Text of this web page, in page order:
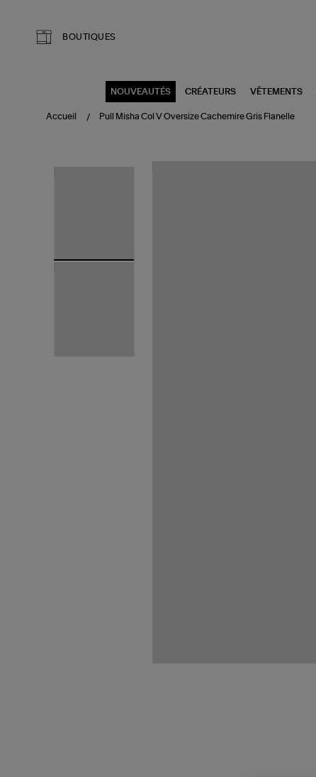
BOUTIQUES
NOUVEAUTÉS CRÉATEURS VÊTEMENTS
Accueil Pull Misha Col V Oversize Cachemire Gris Flanelle